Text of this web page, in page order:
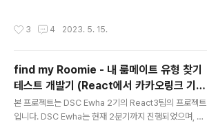
반으로 하는 '아동용 릴레이 동화 창작 서비스'예요. 작년
서비스도 많은 학우들의 관심을 받게 되었어요. GPT가 대
중에게 가장 친숙한 기술이 된 지금, 기왕이면 프로젝트를
아주 멋지게 끝내보자는 마음가짐으로 막판 스퍼트를 올리
고 있습니다. 우리두리는 간단하게 위와 같은 3단계로 이
3 4 2023. 5. 15.
find my Roomie - 내 룸메이트 유형 찾기
테스트 개발기 (React에서 카카오링크 기능
적용하기)
본 프로젝트는 DSC Ewha 2기의 React3팀의 프로젝트
입니다. DSC Ewha는 현재 2분기까지 진행되었으며, 분